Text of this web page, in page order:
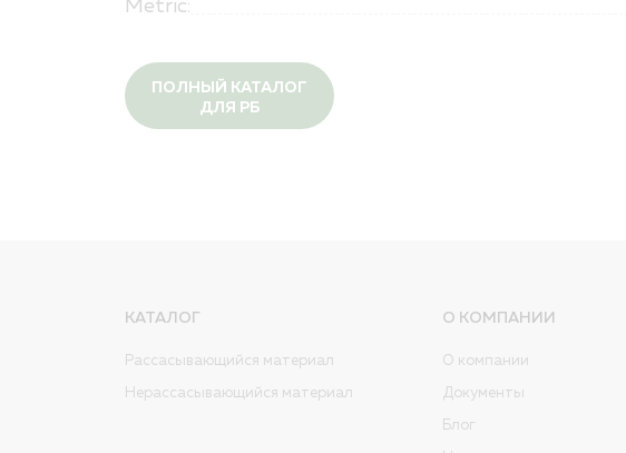
Metric:
ПОЛНЫЙ КАТАЛОГ
ДЛЯ РБ
КАТАЛОГ
Рассасывающийся материал
Нерассасывающийся материал
О КОМПАНИИ
О компании
Документы
Блог